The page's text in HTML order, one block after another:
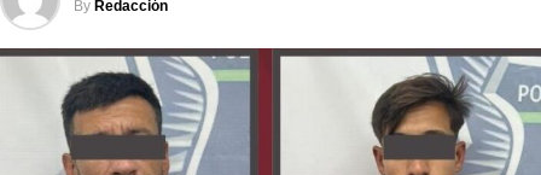
By Redacción